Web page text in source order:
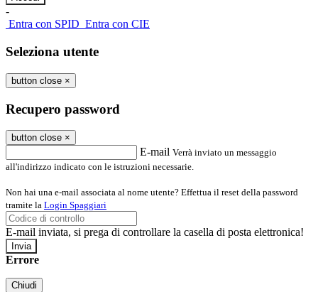
-
Entra con SPID Entra con CIE
Seleziona utente
button close ×
Recupero password
button close ×
E-mail Verrà inviato un messaggio
all'indirizzo indicato con le istruzioni necessarie.
Non hai una e-mail associata al nome utente? Effettua il reset della password
tramite la Login Spaggiari
E-mail inviata, si prega di controllare la casella di posta elettronica!
Errore
Chiudi